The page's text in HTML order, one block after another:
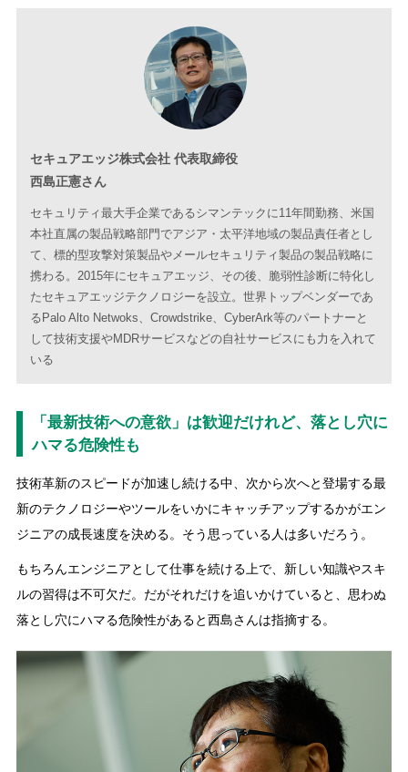
セキュアエッジ株式会社 代表取締役
西島正憲さん
セキュリティ最大手企業であるシマンテックに11年間勤務、米国
本社直属の製品戦略部門でアジア・太平洋地域の製品責任者とし
て、標的型攻撃対策製品やメールセキュリティ製品の製品戦略に
携わる。2015年にセキュアエッジ、その後、脆弱性診断に特化し
たセキュアエッジテクノロジーを設立。世界トップベンダーであ
るPalo Alto Netwoks、Crowdstrike、CyberArk等のパートナーと
して技術支援やMDRサービスなどの自社サービスにも力を入れて
いる
「最新技術への意欲」は歓迎だけれど、落とし穴に
ハマる危険性も
技術革新のスピードが加速し続ける中、次から次へと登場する最
新のテクノロジーやツールをいかにキャッチアップするかがエン
ジニアの成長速度を決める。そう思っている人は多いだろう。
もちろんエンジニアとして仕事を続ける上で、新しい知識やスキ
ルの習得は不可欠だ。だがそれだけを追いかけていると、思わぬ
落とし穴にハマる危険性があると西島さんは指摘する。